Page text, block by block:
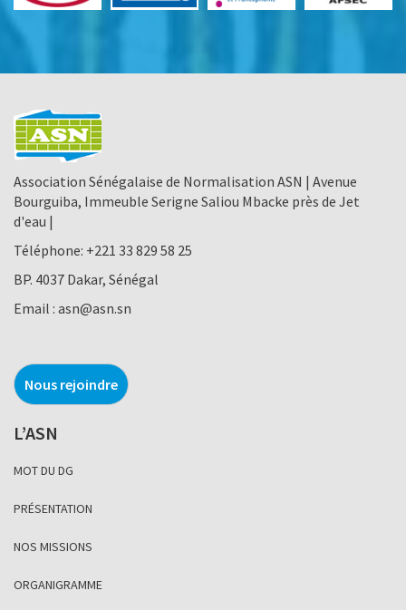
Association Sénégalaise de Normalisation ASN | Avenue
Bourguiba, Immeuble Serigne Saliou Mbacke près de Jet
d'eau |
Téléphone: +221 33 829 58 25
BP. 4037 Dakar, Sénégal
Email : asn@asn.sn
Nous rejoindre
L’ASN
MOT DU DG
PRÉSENTATION
NOS MISSIONS
ORGANIGRAMME